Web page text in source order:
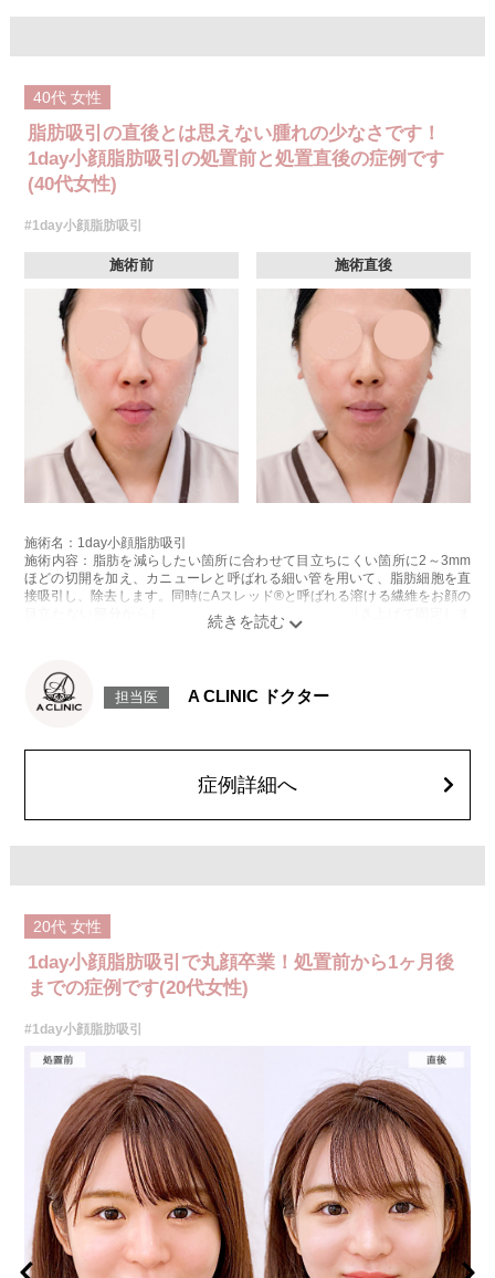
40代 女性
脂肪吸引の直後とは思えない腫れの少なさです！
1day小顔脂肪吸引の処置前と処置直後の症例です
(40代女性)
#1day小顔脂肪吸引
施術前 施術直後
施術名：1day小顔脂肪吸引
施術内容：脂肪を減らしたい箇所に合わせて目立ちにくい箇所に2～3mm
ほどの切開を加え、カニューレと呼ばれる細い管を用いて、脂肪細胞を直
接吸引し、除去します。同時にAスレッド®と呼ばれる溶ける繊維をお顔の
目立たない部分から皮下へ挿入し、皮膚を内側から引き上げて固定しま
感などが術後一時的に生じることがございます。また、稀に貧血、細菌感
染症、左右差、施術箇所の知覚鈍麻、ぼこつき、硬結、瘢痕化、色素沈
顔の脂肪吸引箇所の追加 1ヶ所ごと+162,800円(税込)
オプション：笑気麻酔 3,300円(税込)
担当医 A CLINIC ドクター
症例詳細へ
20代 女性
1day小顔脂肪吸引で丸顔卒業！処置前から1ヶ月後
までの症例です(20代女性)
#1day小顔脂肪吸引